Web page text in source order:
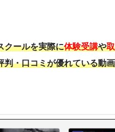
クールを実際に体験受講や
判・口コミが優れている動